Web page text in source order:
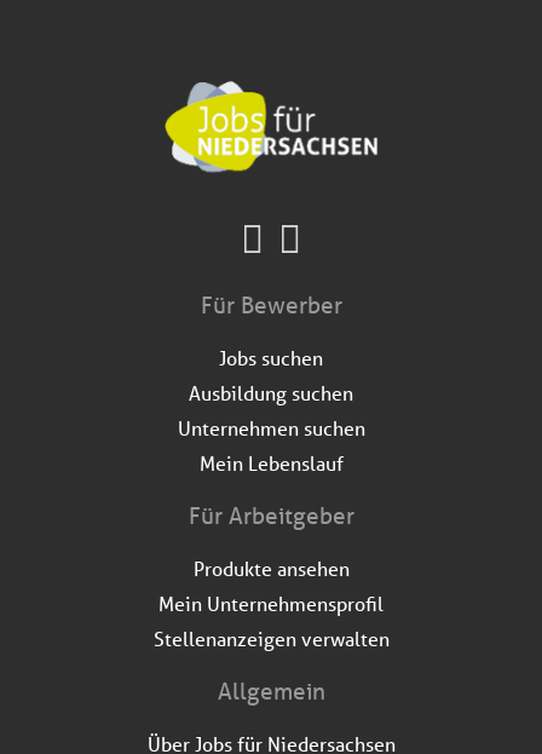
Für Bewerber
Jobs suchen
Ausbildung suchen
Unternehmen suchen
Mein Lebenslauf
Für Arbeitgeber
Produkte ansehen
Mein Unternehmensprofil
Stellenanzeigen verwalten
Allgemein
Über Jobs für Niedersachsen